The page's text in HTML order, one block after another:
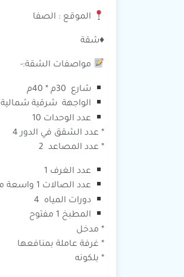
الموقع : الصفا
♦️شقة
مواصفات الشقة:-
شارع 30م * 40م
الواجهة شرقية شمالية
عدد الوحدات 10
* عدد الشقق في الدور 4
* عدد المصاعد 2
عدد الغرف 1
عدد الصالات 1 واسعة مع شباك
دورات المياه 4
المطبخ 1 مفتوح
* مدخل
* غرفة عاملة بمنافعها
* بلكونه